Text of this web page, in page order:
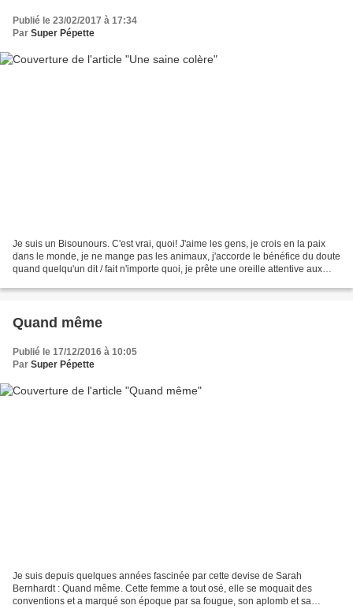
Publié le 23/02/2017 à 17:34
Par Super Pépette
Je suis un Bisounours. C'est vrai, quoi! J'aime les gens, je crois en la paix
dans le monde, je ne mange pas les animaux, j'accorde le bénéfice du doute
quand quelqu'un dit / fait n'importe quoi, je prête une oreille attentive aux
Quand même
Publié le 17/12/2016 à 10:05
Par Super Pépette
Je suis depuis quelques années fascinée par cette devise de Sarah
Bernhardt : Quand même. Cette femme a tout osé, elle se moquait des
conventions et a marqué son époque par sa fougue, son aplomb et sa